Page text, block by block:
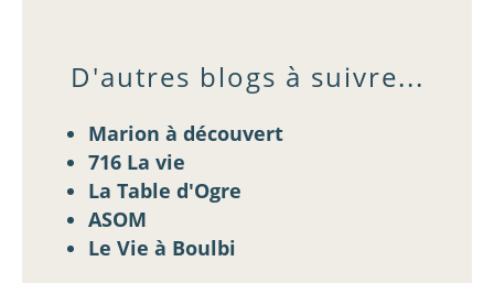
D'autres blogs à suivre...
Marion à découvert
716 La vie
La Table d'Ogre
ASOM
Le Vie à Boulbi